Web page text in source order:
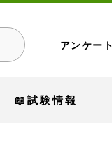
アンケート
📖試験情報